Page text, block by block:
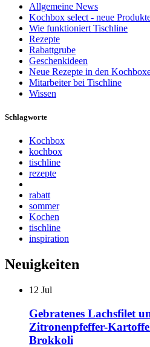
Allgemeine News
Kochbox select - neue
Wie funktioniert Tischline
Rezepte
Rabattgrube
Geschenkideen
Neue Rezepte in den
Mitarbeiter bei Tischline
Wissen
Schlagworte
Kochbox
kochbox
tischline
rezepte
rabatt
sommer
Kochen
tischline
inspiration
Neuigkeiten
12 Jul
Gebratenes Lachsfilet
Zitronenpfeffer-
Brokkoli